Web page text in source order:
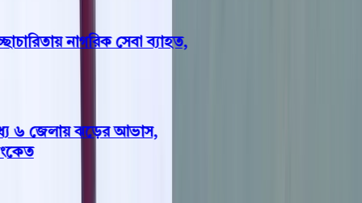
নাগরিক সেবা ব্যাহত,
৬ জেলায় ঝড়ের আভাস,